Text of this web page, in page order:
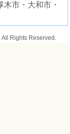
市・大和市・
Rights Reserved.